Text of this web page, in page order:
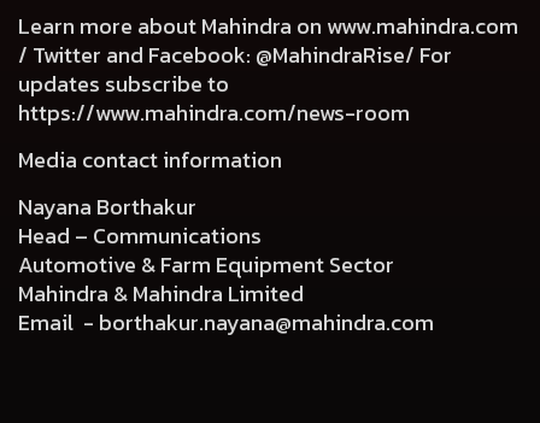
Learn more about Mahindra on www.mahindra.com
/ Twitter and Facebook: @MahindraRise/ For
updates subscribe to
https://www.mahindra.com/news-room
Media contact information
Nayana Borthakur
Head – Communications
Automotive & Farm Equipment Sector
Mahindra & Mahindra Limited
Email - borthakur.nayana@mahindra.com